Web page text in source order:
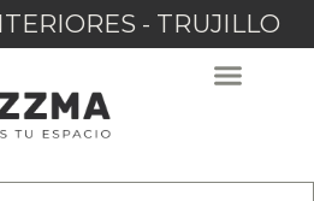
- TRUJILLO